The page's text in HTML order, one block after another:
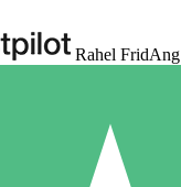
Rahel FridAng